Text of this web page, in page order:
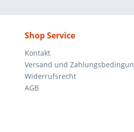
Shop Service
Kontakt
Versand und
Widerrufsrecht
AGB